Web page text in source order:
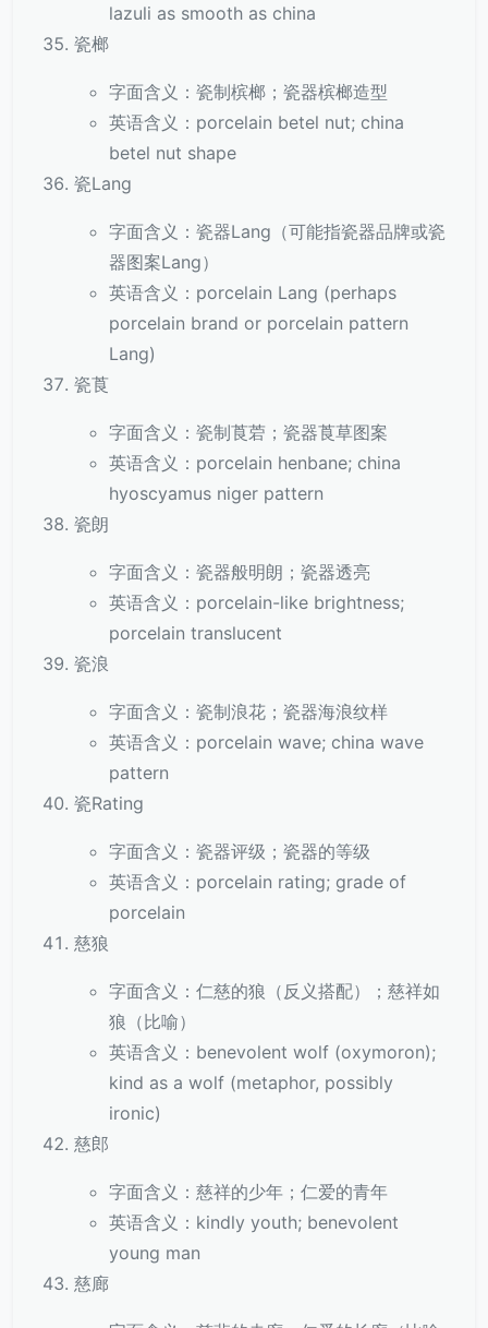
lazuli as smooth as china
瓷榔
字面含义：瓷制槟榔；瓷器槟榔造型
英语含义：porcelain betel nut; china
betel nut shape
瓷Lang
字面含义：瓷器Lang（可能指瓷器品牌或瓷
器图案Lang）
英语含义：porcelain Lang (perhaps
porcelain brand or porcelain pattern
Lang)
瓷莨
字面含义：瓷制莨菪；瓷器莨草图案
英语含义：porcelain henbane; china
hyoscyamus niger pattern
瓷朗
字面含义：瓷器般明朗；瓷器透亮
英语含义：porcelain-like brightness;
porcelain translucent
瓷浪
字面含义：瓷制浪花；瓷器海浪纹样
英语含义：porcelain wave; china wave
pattern
瓷Rating
字面含义：瓷器评级；瓷器的等级
英语含义：porcelain rating; grade of
porcelain
慈狼
字面含义：仁慈的狼（反义搭配）；慈祥如
狼（比喻）
英语含义：benevolent wolf (oxymoron);
kind as a wolf (metaphor, possibly
ironic)
慈郎
字面含义：慈祥的少年；仁爱的青年
英语含义：kindly youth; benevolent
young man
慈廊